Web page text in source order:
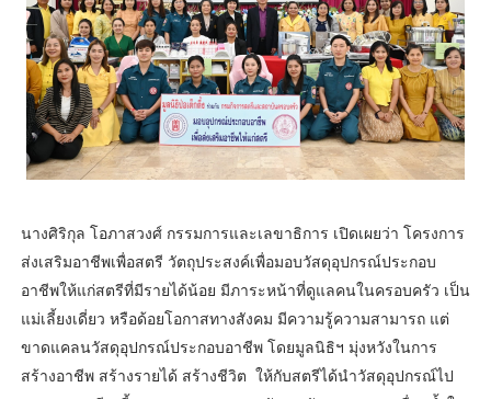
นางศิริกุล โอภาสวงศ์ กรรมการและเลขาธิการ เปิดเผยว่า โครงการ
ส่งเสริมอาชีพเพื่อสตรี วัตถุประสงค์เพื่อมอบวัสดุอุปกรณ์ประกอบ
อาชีพให้แก่สตรีที่มีรายได้น้อย มีภาระหน้าที่ดูแลคนในครอบครัว เป็น
แม่เลี้ยงเดี่ยว หรือด้อยโอกาสทางสังคม มีความรู้ความสามารถ แต่
ขาดแคลนวัสดุอุปกรณ์ประกอบอาชีพ โดยมูลนิธิฯ มุ่งหวังในการ
สร้างอาชีพ สร้างรายได้ สร้างชีวิต ให้กับสตรีได้นำวัสดุอุปกรณ์ไป